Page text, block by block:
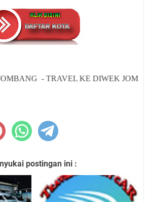
- TRAVEL KE DIWEK JOMBANG
postingan ini :